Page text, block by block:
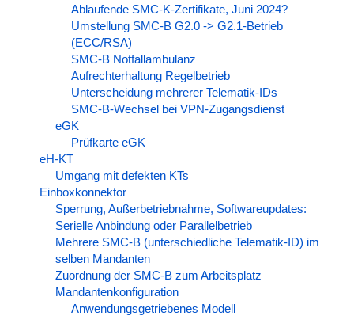
Ablaufende SMC-K-Zertifikate, Juni 2024?
Umstellung SMC-B G2.0 -> G2.1-Betrieb
(ECC/RSA)
SMC-B Notfallambulanz
Aufrechterhaltung Regelbetrieb
Unterscheidung mehrerer Telematik-IDs
SMC-B-Wechsel bei VPN-Zugangsdienst
eGK
Prüfkarte eGK
eH-KT
Umgang mit defekten KTs
Einboxkonnektor
Sperrung, Außerbetriebnahme, Softwareupdates:
Serielle Anbindung oder Parallelbetrieb
Mehrere SMC-B (unterschiedliche Telematik-ID) im
selben Mandanten
Zuordnung der SMC-B zum Arbeitsplatz
Mandantenkonfiguration
Anwendungsgetriebenes Modell